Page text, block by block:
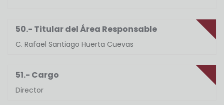
50.- Titular del Área Responsable
C. Rafael Santiago Huerta Cuevas
51.- Cargo
Director